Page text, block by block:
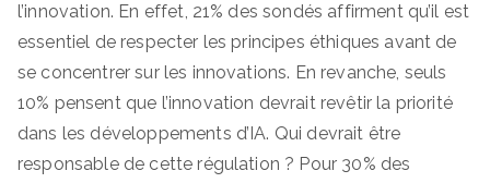
l’innovation. En effet, 21% des sondés affirment qu’il est
essentiel de respecter les principes éthiques avant de
se concentrer sur les innovations. En revanche, seuls
10% pensent que l’innovation devrait revêtir la priorité
dans les développements d’IA. Qui devrait être
responsable de cette régulation ? Pour 30% des